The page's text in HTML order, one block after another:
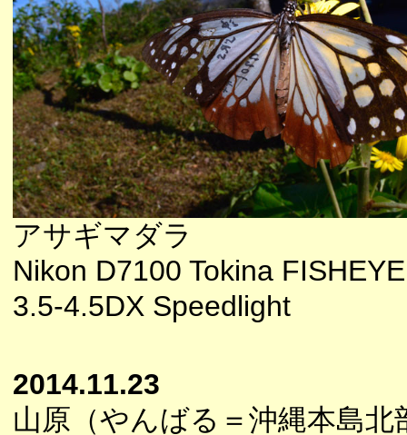
アサギマダラ
Nikon D7100 Tokina
3.5-4.5DX Speedlight
2014.11.23
山原（やんばる＝沖縄本島